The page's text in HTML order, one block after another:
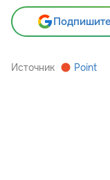
Источник Point